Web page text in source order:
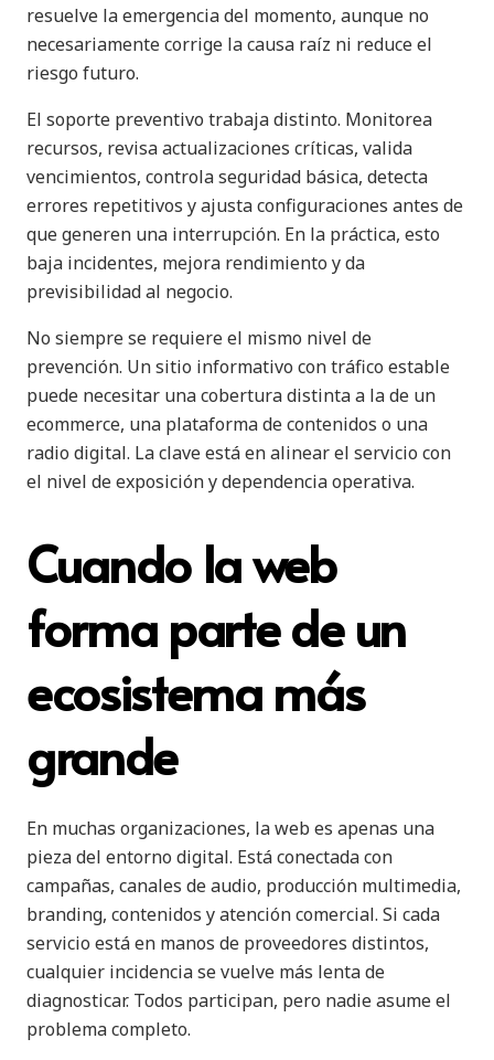
resuelve la emergencia del momento, aunque no
necesariamente corrige la causa raíz ni reduce el
riesgo futuro.
El soporte preventivo trabaja distinto. Monitorea
recursos, revisa actualizaciones críticas, valida
vencimientos, controla seguridad básica, detecta
errores repetitivos y ajusta configuraciones antes de
que generen una interrupción. En la práctica, esto
baja incidentes, mejora rendimiento y da
previsibilidad al negocio.
No siempre se requiere el mismo nivel de
prevención. Un sitio informativo con tráfico estable
puede necesitar una cobertura distinta a la de un
ecommerce, una plataforma de contenidos o una
radio digital. La clave está en alinear el servicio con
el nivel de exposición y dependencia operativa.
Cuando la web
forma parte de un
ecosistema más
grande
En muchas organizaciones, la web es apenas una
pieza del entorno digital. Está conectada con
campañas, canales de audio, producción multimedia,
branding, contenidos y atención comercial. Si cada
servicio está en manos de proveedores distintos,
cualquier incidencia se vuelve más lenta de
diagnosticar. Todos participan, pero nadie asume el
problema completo.